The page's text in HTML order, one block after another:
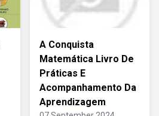
A Conquista
Matemática Livro De
Práticas E
Acompanhamento Da
Aprendizagem